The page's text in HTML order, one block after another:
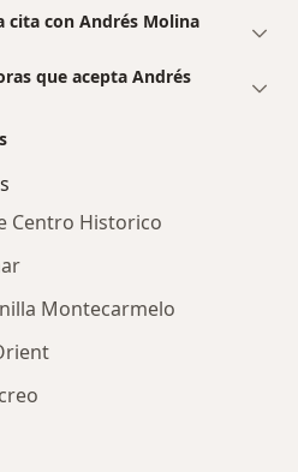
cita con Andrés Molina
que acepta Andrés
Centro Historico
Montecarmelo